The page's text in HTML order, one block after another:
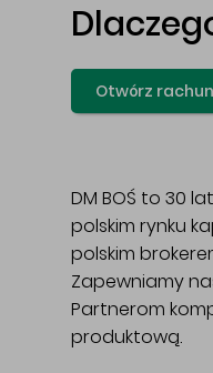
Otwórz
DM BOŚ to 30
polskim rynku
polskim
Zapewniamy
Partnerom
produktową.